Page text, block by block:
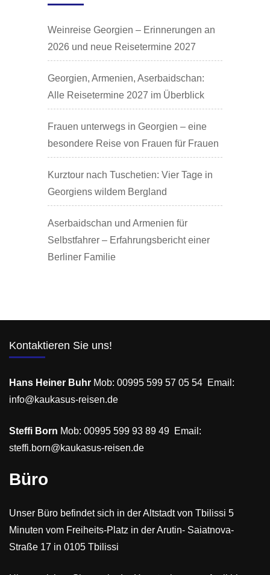
Weinreise Georgien – Erinnerungen an
2026 und neue Reisetermine 2027
Georgien, Armenien, Aserbaidschan:
Alle Reisetermine 2027 im Überblick
Frauen unterwegs in Georgien – eine
besondere Reise von Frauen für Frauen
Kurztour nach Tuschetien: Vier Tage in
Georgiens wildem Bergland
Aserbaidschan und Armenien für
Selbstfahrer – Erfahrungsbericht einer
Berliner Familie
Kontaktieren Sie uns!
Hans Heiner Buhr Mob: 00995 599 57 05 54 Email:
info@kaukasus-reisen.de
Steffi Born Mob: 00995 599 93 89 49 Email:
steffi.born@kaukasus-reisen.de
Büro
Unser Büro befindet sich in der Altstadt von Tbilissi 5
Minuten vom Freiheits-Platz in der Arutin- Saiatnova-
Straße 17 in 0105 Tbilissi